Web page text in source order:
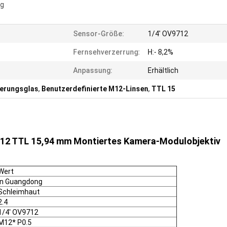
Sensor-Größe: 1/4' OV9712
Fernsehverzerrung: H:- 8,2%
Anpassung: Erhältlich
, Benutzerdefinierte M12-Linsen, TTL 15
TTL 15,94 mm Montiertes Kamera-Modulobjektiv
In Guangdong
4' OV9712
P0.5